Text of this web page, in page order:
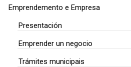
Emprendemento e Empresa
Presentación
Emprender un negocio
Trámites municipais